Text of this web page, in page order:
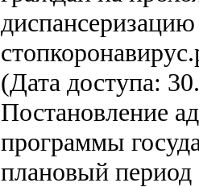
(Дата доступа:
Постановление
программы
плановый